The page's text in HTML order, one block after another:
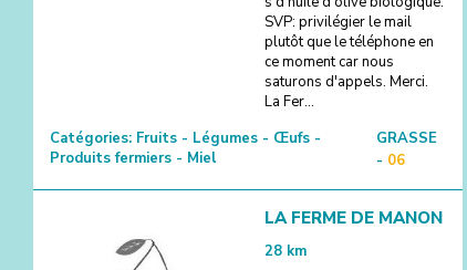
SVP: privilégier le mail
plutôt que le téléphone en
ce moment car nous
saturons d'appels. Merci.
La Fer...
Catégories: Fruits - Légumes - Œufs -
Produits fermiers - Miel
GRASSE
- 06
LA FERME DE MANON
28 km